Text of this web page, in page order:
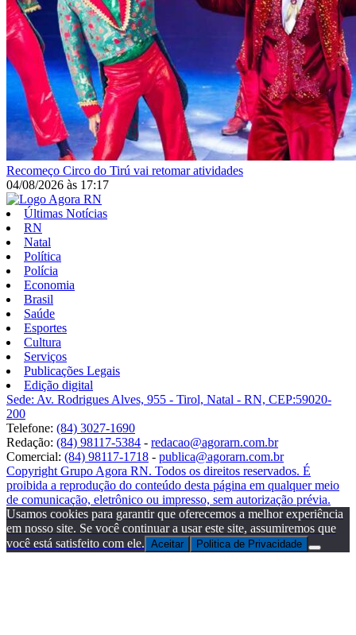
Recomeço Circo do Tirú vai retomar atividades
04/08/2026 às 17:17
Últimas Notícias
RN
Natal
Política
Polícia
Economia
Brasil
Saúde
Esportes
Cultura
Serviços
Publicações Legais
Edição digital
Sede: Av. Rodrigues Alves, 955 - Tirol, Natal - RN, CEP:59020-
200
Telefone: (84) 3027-1690
Redação: (84) 98117-5384 - redacao@agorarn.com.br
Comercial: (84) 98117-1718 - publica@agorarn.com.br
Copyright Grupo Agora RN. Todos os direitos reservados. É
proibida a reprodução do conteúdo desta página em qualquer meio
de comunicação, eletrônico ou impresso, sem autorização prévia.
Usamos cookies para garantir que oferecemos a melhor experiência
em nosso site. Se você continuar a usar este site, assumiremos que
você está satisfeito com ele. Aceitar Politica de Privacidade